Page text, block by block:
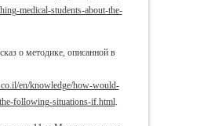
medical-students-about-the-
о методике, описанной в
en/knowledge/how-would-
following-situations-if.html.